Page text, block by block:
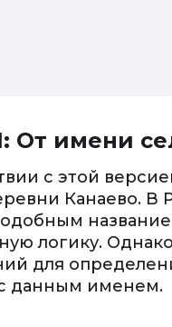
От имени
с этой
Канаево. В
логику.
для
данным именем.